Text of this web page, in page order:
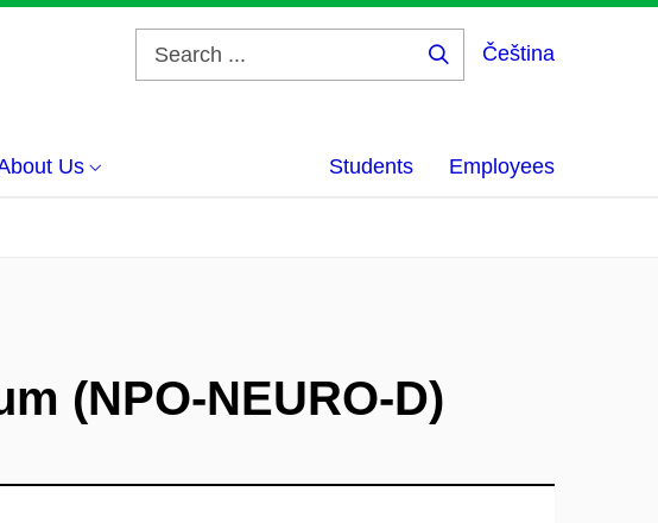
Čeština
Us Students Employees
(NPO-NEURO-D)